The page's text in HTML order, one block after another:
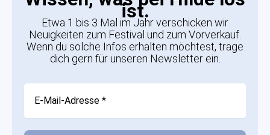
ist.
Etwa 1 bis 3 Mal im Jahr verschicken wir
Neuigkeiten zum Festival und zum Vorverkauf.
Wenn du solche Infos erhalten möchtest, trage
dich gern für unseren Newsletter ein.